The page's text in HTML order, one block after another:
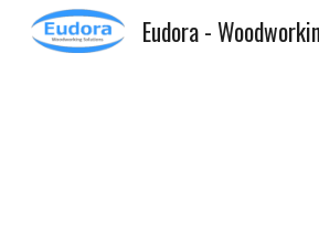
Eudora -